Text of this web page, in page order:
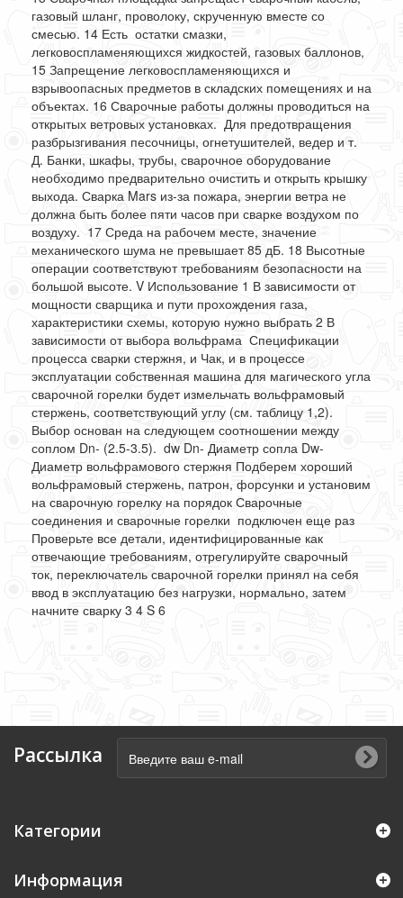
газовый шланг, проволоку, скрученную вместе со
смесью. 14 Есть остатки смазки,
легковоспламеняющихся жидкостей, газовых баллонов,
15 Запрещение легковоспламеняющихся и
взрывоопасных предметов в складских помещениях и на
объектах. 16 Сварочные работы должны проводиться на
открытых ветровых установках. Для предотвращения
разбрызгивания песочницы, огнетушителей, ведер и т.
Д. Банки, шкафы, трубы, сварочное оборудование
необходимо предварительно очистить и открыть крышку
выхода. Сварка Mars из-за пожара, энергии ветра не
должна быть более пяти часов при сварке воздухом по
воздуху. 17 Среда на рабочем месте, значение
механического шума не превышает 85 дБ. 18 Высотные
операции соответствуют требованиям безопасности на
большой высоте. V Использование 1 В зависимости от
мощности сварщика и пути прохождения газа,
характеристики схемы, которую нужно выбрать 2 В
зависимости от выбора вольфрама Спецификации
процесса сварки стержня, и Чак, и в процессе
эксплуатации собственная машина для магического угла
сварочной горелки будет измельчать вольфрамовый
стержень, соответствующий углу (см. таблицу 1,2).
Выбор основан на следующем соотношении между
соплом Dn- (2.5-3.5). dw Dn- Диаметр сопла Dw-
Диаметр вольфрамового стержня Подберем хороший
вольфрамовый стержень, патрон, форсунки и установим
на сварочную горелку на порядок Сварочные
соединения и сварочные горелки подключен еще раз
Проверьте все детали, идентифицированные как
отвечающие требованиям, отрегулируйте сварочный
ток, переключатель сварочной горелки принял на себя
ввод в эксплуатацию без нагрузки, нормально, затем
начните сварку 3 4 S 6
Рассылка
Категории
Информация